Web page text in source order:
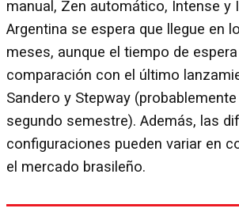
manual, Zen automático, Intense y
Argentina se espera que llegue en
meses, aunque el tiempo de
comparación con el último
Sandero y Stepway (probablemente
segundo semestre). Además, las
configuraciones pueden variar en
el mercado brasileño.